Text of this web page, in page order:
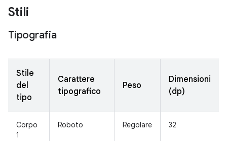
Stili
Tipografia
Stile
del
tipo
Carattere
tipografico
Peso
Dimensioni
(dp)
Corpo
1
Roboto Regolare 32